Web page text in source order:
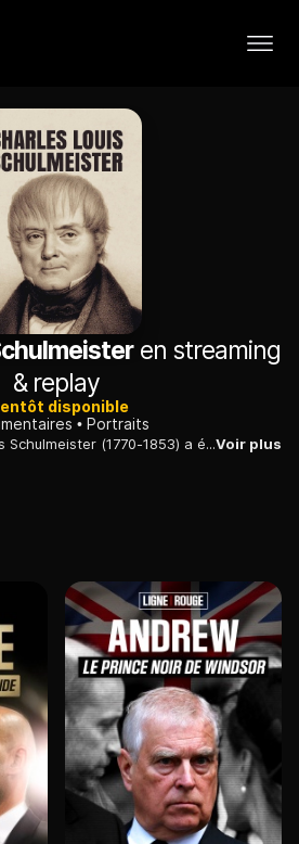
en streaming
& replay
disponible
Portraits
Tour à tour, Charles Louis Schulmeister (1770-1853) a été contrebandier, a soutenu la Révolution française, puis est devenu chef de la police et espion favori de Napoléon. Portrait.Voir plus